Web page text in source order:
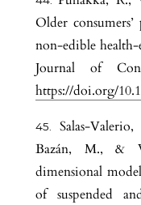
Older
non-edible
Journal of
https://doi.org/
Salas-
Bazán, M., &
dimensional
of suspended